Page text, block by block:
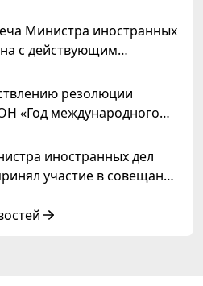
Министра иностранных
с действующим
резолюции
«Год международного
иностранных дел
участие в совещании
Азия –